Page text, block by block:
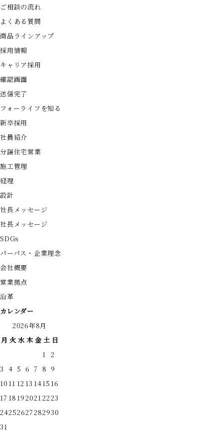
ご相談の流れ
よくある質問
商品ラインアップ
採用情報
キャリア採用
確認画面
送信完了
フォーライフを知る
新卒採用
社員紹介
分譲住宅営業
施工管理
経理
設計
社長メッセージ
社長メッセージ
SDGs
パーパス・企業理念
会社概要
営業拠点
沿革
カレンダー
2026年8月
月 火水 木金 土 日
1 2
3 4 5 6 7 8 9
10 11 12 13 1415 16
17 18 1920212223
24252627282930
31